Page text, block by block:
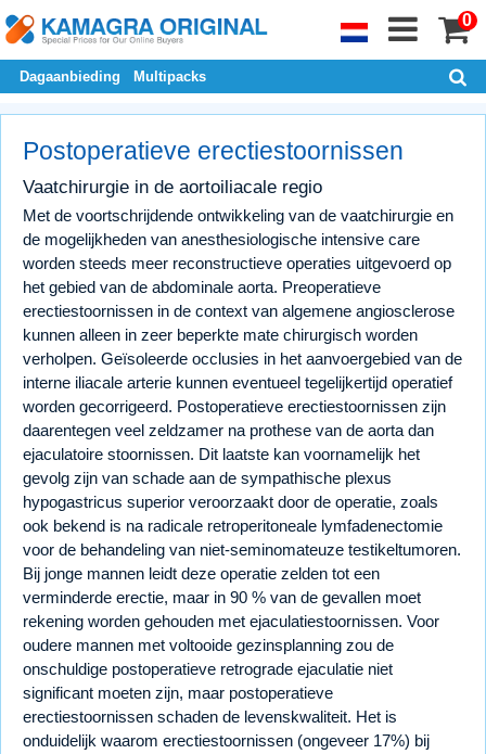
0
Dagaanbieding Multipacks
Postoperatieve erectiestoornissen
Vaatchirurgie in de aortoiliacale regio
Met de voortschrijdende ontwikkeling van de vaatchirurgie en
de mogelijkheden van anesthesiologische intensive care
worden steeds meer reconstructieve operaties uitgevoerd op
het gebied van de abdominale aorta. Preoperatieve
erectiestoornissen in de context van algemene angiosclerose
kunnen alleen in zeer beperkte mate chirurgisch worden
verholpen. Geïsoleerde occlusies in het aanvoergebied van de
interne iliacale arterie kunnen eventueel tegelijkertijd operatief
worden gecorrigeerd. Postoperatieve erectiestoornissen zijn
daarentegen veel zeldzamer na prothese van de aorta dan
ejaculatoire stoornissen. Dit laatste kan voornamelijk het
gevolg zijn van schade aan de sympathische plexus
hypogastricus superior veroorzaakt door de operatie, zoals
ook bekend is na radicale retroperitoneale lymfadenectomie
voor de behandeling van niet-seminomateuze testikeltumoren.
Bij jonge mannen leidt deze operatie zelden tot een
verminderde erectie, maar in 90 % van de gevallen moet
rekening worden gehouden met ejaculatiestoornissen. Voor
oudere mannen met voltooide gezinsplanning zou de
onschuldige postoperatieve retrograde ejaculatie niet
significant moeten zijn, maar postoperatieve
erectiestoornissen schaden de levenskwaliteit. Het is
onduidelijk waarom erectiestoornissen (ongeveer 17%) bij